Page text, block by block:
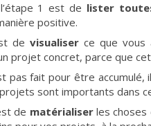
1 est de lister
positive.
de visualiser ce que vous
projet concret, parce que
pas fait pour être
sont importants dans
de matérialiserles choses